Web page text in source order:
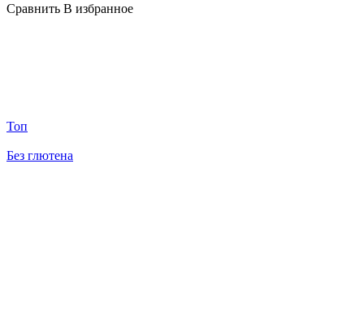
Сравнить В избранное
Топ
Без глютена